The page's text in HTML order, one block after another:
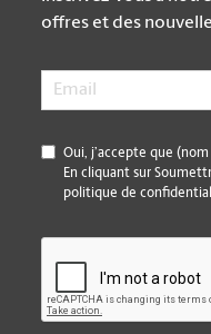
offres et des
Email
*
Oui, j’accepte que
En cliquant sur
politique de